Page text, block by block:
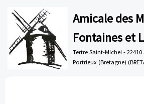
Aller
au
contenu
Amicale des
Fontaines et
Tertre Saint-Michel -
Portrieux (Bretagne)